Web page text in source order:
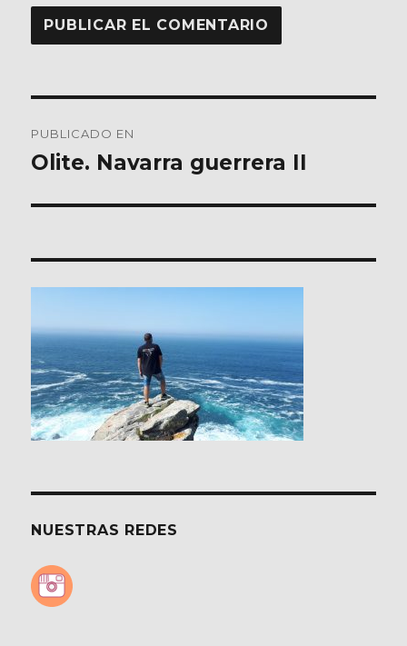
de
PUBLICADO EN
Olite. Navarra guerrera II
NUESTRAS REDES